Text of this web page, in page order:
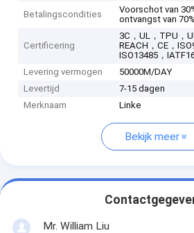
Betalingscondities
Voorschot van
ontvangst van
Certificering
3C，UL，TPU，
REACH，CE，
ISO13485，
Levering vermogen
50000M/DAY
Levertijd
7-15 dagen
Merknaam
Linke
Bekijk meer
Mr. William Liu